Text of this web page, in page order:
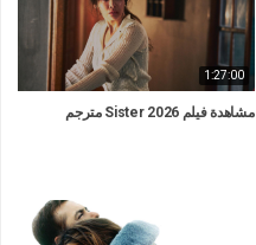
1:27:00
مشاهدة فيلم Sister 2026 مترجم